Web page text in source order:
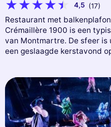
4,5 (17)
Restaurant met
Crémaillère 1900 is een
van Montmartre. De sfeer is
een geslaagde kerstavond